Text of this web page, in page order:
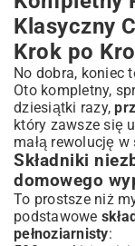
Klasyczny
Krok po
No dobra, koniec
Oto kompletny,
dziesiątki razy,
który zawsze się
małą rewolucję
Składniki
domowego
To prostsze niż
podstawowe
pełnoziarnisty: